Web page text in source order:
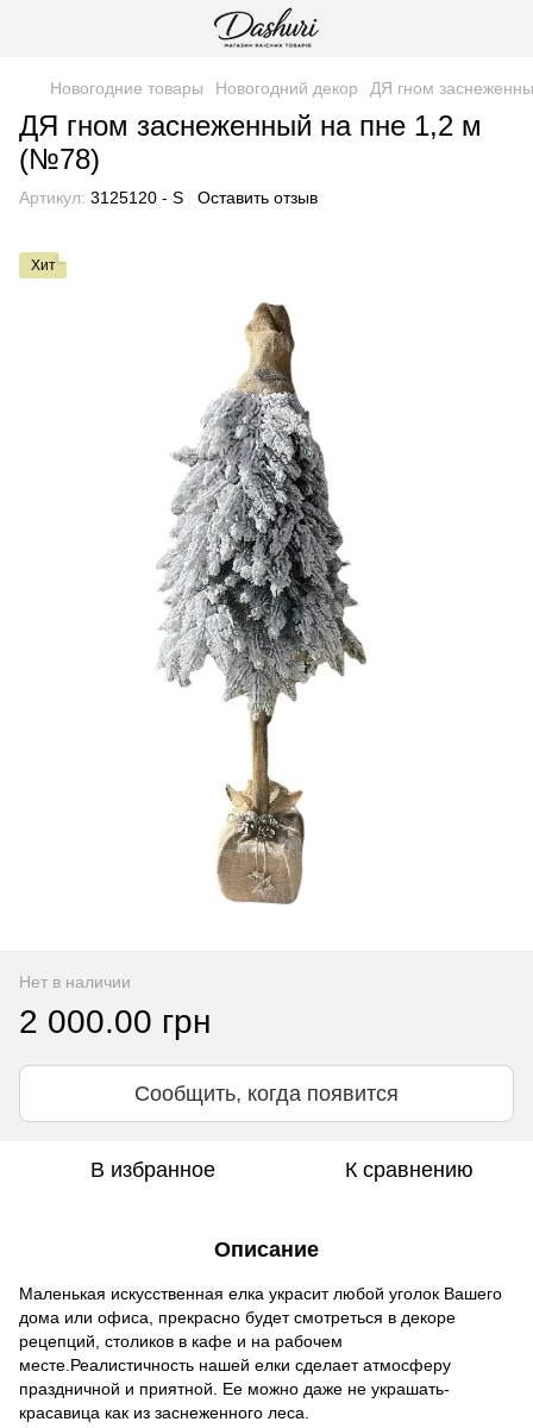
Новогодние товары Новогодний декор ДЯ гном
ДЯ гном заснеженный на пне 1,2 м
(№78)
Артикул: 3125120 - S Оставить отзыв
Хит
Нет в наличии
2 000.00 грн
Сообщить, когда появится
В избранное К сравнению
Описание
Маленькая искусственная елка украсит любой уголок Вашего
дома или офиса, прекрасно будет смотреться в декоре
рецепций, столиков в кафе и на рабочем
месте.Реалистичность нашей елки сделает атмосферу
праздничной и приятной. Ее можно даже не украшать-
красавица как из заснеженного леса.